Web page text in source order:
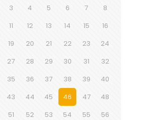
3 4 5 6 7
8
11 12 13 14 15
16
19 20 21 22 23
24
27 28 29 30 31
32
35 36 37 38 39
40
43 44 45 46 47
48
51 52 53 54 55
56